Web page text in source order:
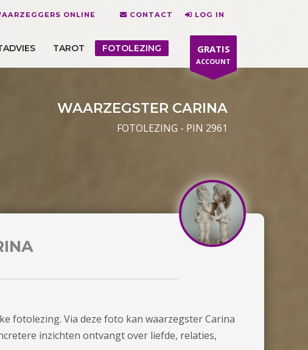
ONLINE CONTACT LOG IN
TAROT FOTOLEZING GRATIS
ACCOUNT
WAARZEGSTER CARINA
FOTOLEZING - PIN 2961
fotolezing. Via deze foto kan waarzegster Carina
inzichten ontvangt over liefde, relaties,